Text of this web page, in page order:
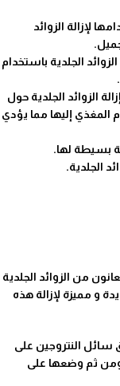
لإزالة الزوائد
الجلدية باستخدام
الزوائد الجلدية حول
المغذي إليها مما يؤدي
بسيطة لها.
الجلدية.
من الزوائد الجلدية
و مميزة لإزالة هذه
سائل النتروجين على
ثم وضعها على